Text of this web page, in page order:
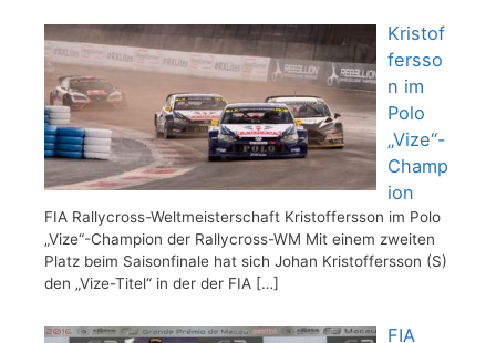
Kristof
fersso
n im
Polo
„Vize“-
Champ
ion
FIA Rallycross-Weltmeisterschaft Kristoffersson im Polo
„Vize“-Champion der Rallycross-WM Mit einem zweiten
Platz beim Saisonfinale hat sich Johan Kristoffersson (S)
den „Vize-Titel“ in der der FIA […]
FIA